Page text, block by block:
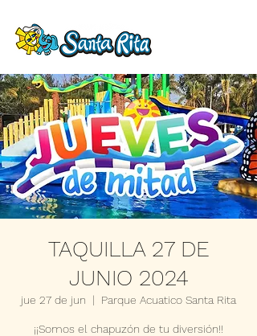
TAQUILLA 27 DE
JUNIO 2024
jue 27 de jun
  |
Parque Acuatico Santa Rita
¡¡Somos el chapuzón de tu diversión!!